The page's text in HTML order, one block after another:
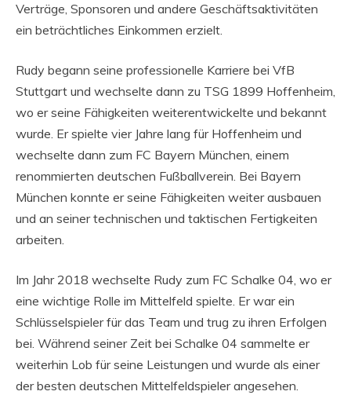
Verträge, Sponsoren und andere Geschäftsaktivitäten
ein beträchtliches Einkommen erzielt.
Rudy begann seine professionelle Karriere bei VfB
Stuttgart und wechselte dann zu TSG 1899 Hoffenheim,
wo er seine Fähigkeiten weiterentwickelte und bekannt
wurde. Er spielte vier Jahre lang für Hoffenheim und
wechselte dann zum FC Bayern München, einem
renommierten deutschen Fußballverein. Bei Bayern
München konnte er seine Fähigkeiten weiter ausbauen
und an seiner technischen und taktischen Fertigkeiten
arbeiten.
Im Jahr 2018 wechselte Rudy zum FC Schalke 04, wo er
eine wichtige Rolle im Mittelfeld spielte. Er war ein
Schlüsselspieler für das Team und trug zu ihren Erfolgen
bei. Während seiner Zeit bei Schalke 04 sammelte er
weiterhin Lob für seine Leistungen und wurde als einer
der besten deutschen Mittelfeldspieler angesehen.